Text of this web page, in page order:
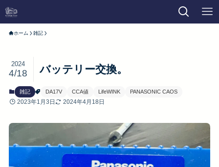
ホーム 雑記
バッテリー交換。
2024
4/18
雑記 DA17V CCA値 LifeWINK PANASONIC CAOS
2023年1月3日 2024年4月18日